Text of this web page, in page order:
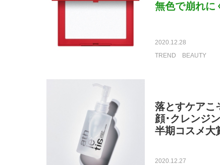
無色で崩れに
2020.12.28
TREND
BEAUTY
落とすケアこ
顔･クレンジ
半期コスメ大
2020.12.27